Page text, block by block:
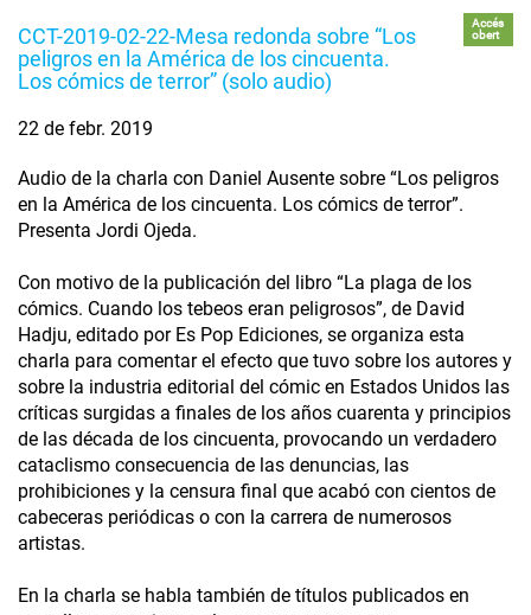
CCT-2019-02-22-Mesa redonda sobre “Los
peligros en la América de los cincuenta.
Los cómics de terror” (solo audio)
Accés
obert
22 de febr. 2019
Audio de la charla con Daniel Ausente sobre “Los peligros
en la América de los cincuenta. Los cómics de terror”.
Presenta Jordi Ojeda.
Con motivo de la publicación del libro “La plaga de los
cómics. Cuando los tebeos eran peligrosos”, de David
Hadju, editado por Es Pop Ediciones, se organiza esta
charla para comentar el efecto que tuvo sobre los autores y
sobre la industria editorial del cómic en Estados Unidos las
críticas surgidas a finales de los años cuarenta y principios
de las década de los cincuenta, provocando un verdadero
cataclismo consecuencia de las denuncias, las
prohibiciones y la censura final que acabó con cientos de
cabeceras periódicas o con la carrera de numerosos
artistas.
En la charla se habla también de títulos publicados en